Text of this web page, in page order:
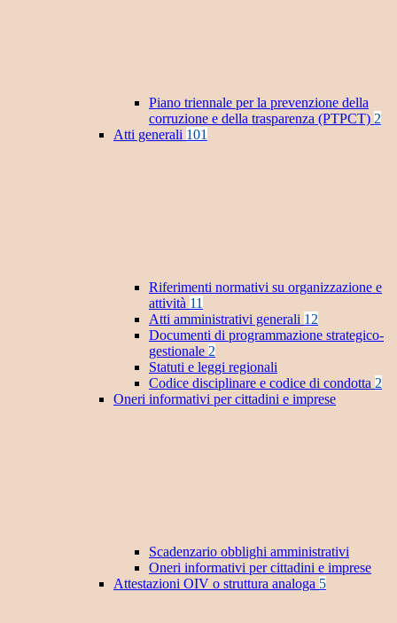
Piano triennale per la prevenzione della
corruzione e della trasparenza (PTPCT) 2
Atti generali 101
Riferimenti normativi su organizzazione e
attività 11
Atti amministrativi generali 12
Documenti di programmazione strategico-
gestionale 2
Statuti e leggi regionali
Codice disciplinare e codice di condotta 2
Oneri informativi per cittadini e imprese
Scadenzario obblighi amministrativi
Oneri informativi per cittadini e imprese
Attestazioni OIV o struttura analoga 5